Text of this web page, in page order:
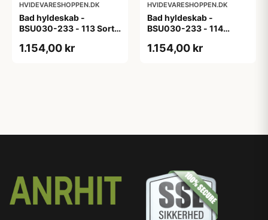
HVIDEVARESHOPPEN.DK
Bad hyldeskab -
BSU030-233 - 113 Sort
1.154,00 kr
HVIDEVARESHOPPEN.DK
Bad hyldeskab -
BSU030-233 - 114
m/eg ABS-kant
1.154,00 kr